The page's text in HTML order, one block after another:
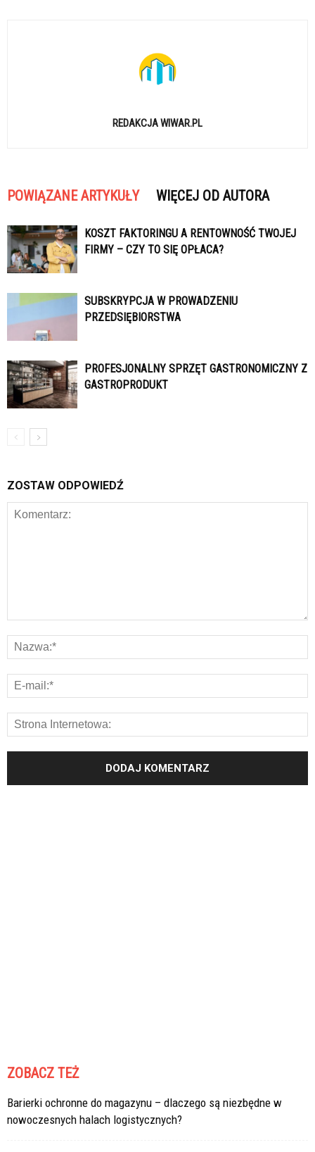
REDAKCJA WIWAR.PL
POWIĄZANE ARTYKUŁY WIĘCEJ OD AUTORA
KOSZT FAKTORINGU A RENTOWNOŚĆ TWOJEJ
FIRMY – CZY TO SIĘ OPŁACA?
SUBSKRYPCJA W PROWADZENIU
PRZEDSIĘBIORSTWA
PROFESJONALNY SPRZĘT GASTRONOMICZNY Z
GASTROPRODUKT
ZOSTAW ODPOWIEDŹ
ZOBACZ TEŻ
Barierki ochronne do magazynu – dlaczego są niezbędne w
nowoczesnych halach logistycznych?